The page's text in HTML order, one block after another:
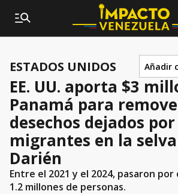
ESTADOS UNIDOS Añadir
EE. UU. aporta $3
Panamá para
desechos dejados
migrantes en la
Darién
Entre el 2021 y el 2024, pasaron por
1.2 millones de personas.